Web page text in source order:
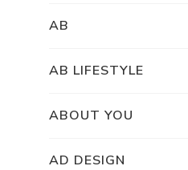
AB
AB LIFESTYLE
ABOUT YOU
AD DESIGN